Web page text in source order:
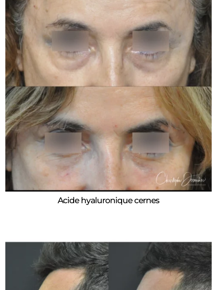
Acide hyaluronique cernes